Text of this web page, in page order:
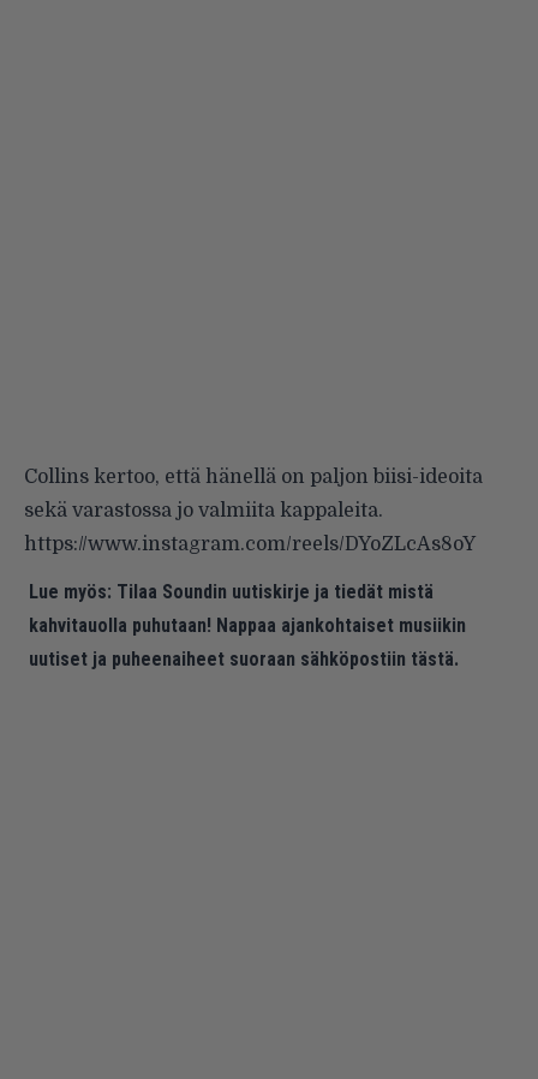
Collins kertoo, että hänellä on paljon biisi-ideoita
sekä varastossa jo valmiita kappaleita.
https://www.instagram.com/reels/DYoZLcAs8oY
Lue myös: Tilaa Soundin uutiskirje ja tiedät mistä
kahvitauolla puhutaan! Nappaa ajankohtaiset musiikin
uutiset ja puheenaiheet suoraan sähköpostiin tästä.